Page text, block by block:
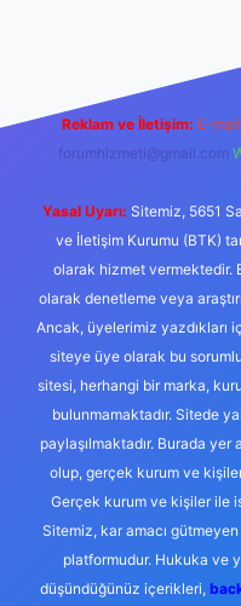
Reklam ve İletişim: E-
forumhizmeti@gmail.com
Yasal Uyarı: Sitemiz, 5651
ve İletişim Kurumu (BTK)
olarak hizmet vermektedir.
olarak denetleme veya
Ancak, üyelerimiz yazdıkları
siteye üye olarak bu
sitesi, herhangi bir marka,
bulunmamaktadır. Sitede
paylaşılmaktadır. Burada
olup, gerçek kurum ve
Gerçek kurum ve kişiler ile
Sitemiz, kar amacı
platformudur. Hukuka ve
düşündüğünüz içerikleri,